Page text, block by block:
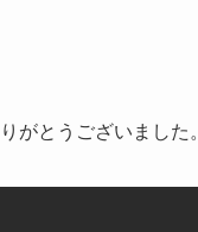
がとうございました。